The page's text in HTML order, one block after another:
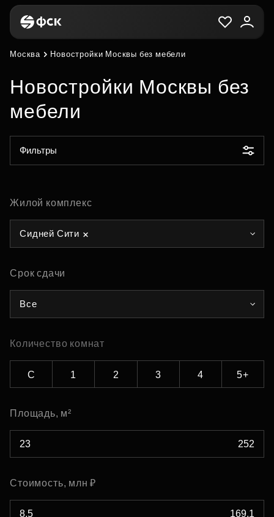
Москва Новостройки Москвы без мебели
Новостройки Москвы без
мебели
Фильтры
Жилой комплекс
Сидней Сити
Срок сдачи
Все
Количество комнат
С 1 2 3 4 5+
Площадь, м²
Стоимость, млн ₽